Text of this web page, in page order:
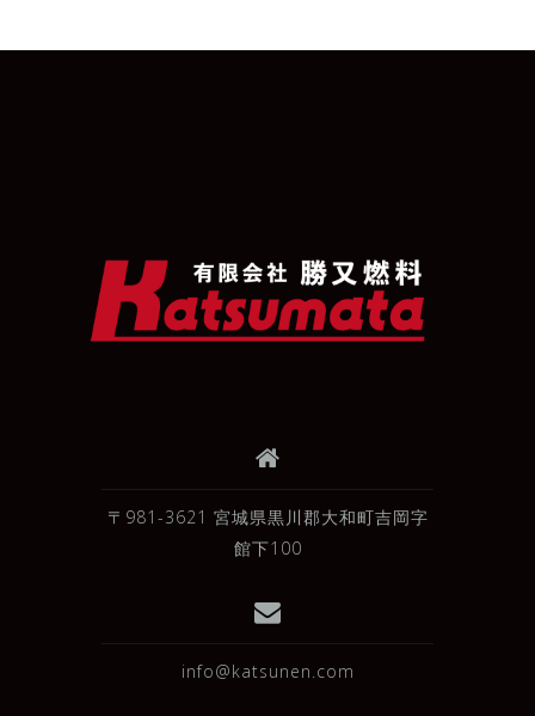
〒981-3621 宮城県黒川郡大和町吉岡字
館下100
info@katsunen.com